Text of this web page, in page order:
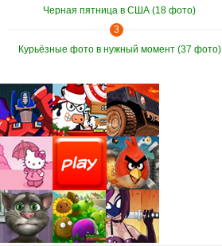
Черная пятница в США (18 фото)
3
Курьёзные фото в нужный момент (37 фото)